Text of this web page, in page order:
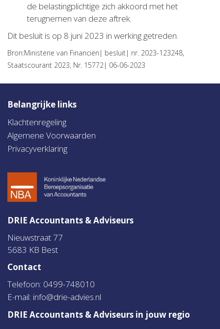
de belastingplichtige zich akkoord met het
terugnemen van deze aftrek.
Dit besluit is op 8 juni 2023 in werking getreden.
Bron:Ministerie van Financiën| besluit| nr. 2023-123248,
Staatscourant 2023, Nr. 15772| 06-06-2023
Belangrijke links
Klachtenregeling
Algemene Voorwaarden
Privacyverklaring
DRIE Accountants & Adviseurs
Nieuwstraat 77
5683 KB Best
Contact
Telefoon: 0499-748010
E-mail: info@drie-advies.nl
DRIE Accountants & Adviseurs in jouw regio